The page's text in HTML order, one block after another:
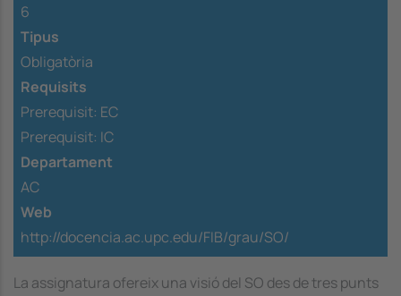
6
Tipus
Obligatòria
Requisits
Prerequisit: EC
Prerequisit: IC
Departament
AC
Web
http://docencia.ac.upc.edu/FIB/grau/SO/
La assignatura ofereix una visió del SO des de tres punts